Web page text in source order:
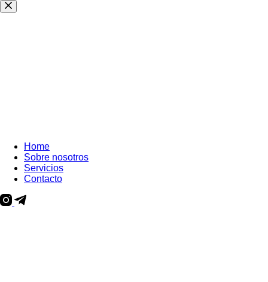
Home
Sobre nosotros
Servicios
Contacto